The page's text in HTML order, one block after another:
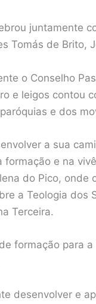
juntamente
Tomás de Brito,
o Conselho
e leigos contou
e dos
a sua
e na
do Pico, onde
a Teologia dos
Terceira.
formação para
desenvolver e